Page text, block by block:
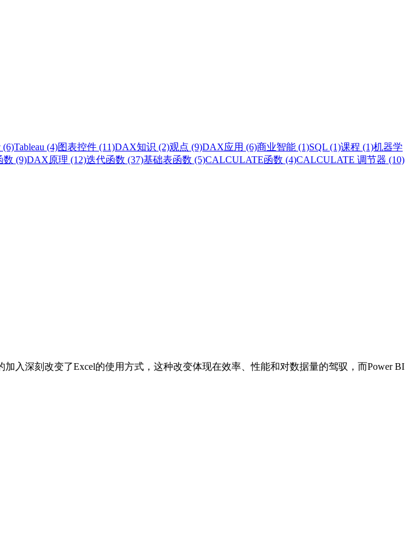
(6)Tableau (4)图表控件 (11)DAX知识 (2)观点 (9)DAX应用 (6)商业智能 (1)SQL (1)课程 (1)机器学
数 (9)DAX原理 (12)迭代函数 (37)基础表函数 (5)CALCULATE函数 (4)CALCULATE 调节器 (10)
入深刻改变了Excel的使用方式，这种改变体现在效率、性能和对数据量的驾驭，而Power BI